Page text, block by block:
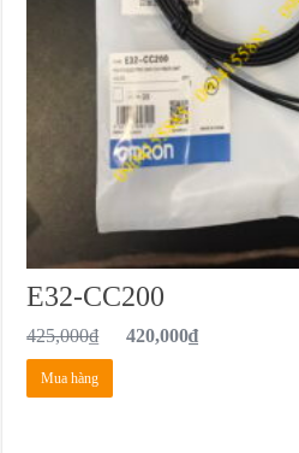
E32-CC200
425,000₫ 420,000₫
Mua hàng